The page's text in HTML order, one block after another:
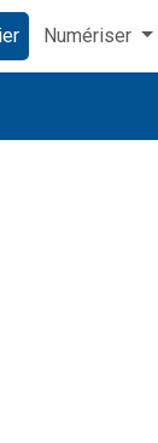
Numériser